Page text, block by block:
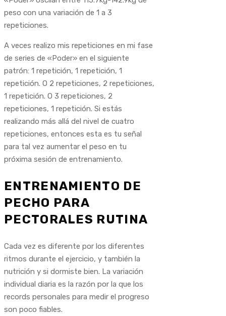
peso con una variación de 1 a 3
repeticiones.
A veces realizo mis repeticiones en mi fase
de series de «Poder» en el siguiente
patrón: 1 repetición, 1 repetición, 1
repetición. O 2 repeticiones, 2 repeticiones,
1 repetición. O 3 repeticiones, 2
repeticiones, 1 repetición. Si estás
realizando más allá del nivel de cuatro
repeticiones, entonces esta es tu señal
para tal vez aumentar el peso en tu
próxima sesión de entrenamiento.
ENTRENAMIENTO DE
PECHO PARA
PECTORALES RUTINA
Cada vez es diferente por los diferentes
ritmos durante el ejercicio, y también la
nutrición y si dormiste bien. La variación
individual diaria es la razón por la que los
records personales para medir el progreso
son poco fiables.